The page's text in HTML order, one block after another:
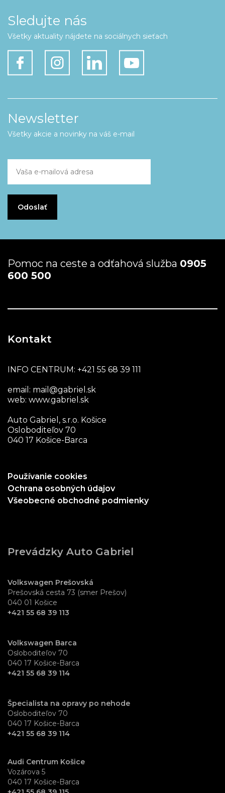
Sledujte nás
Všetky aktuality nájdete na sociálnych sieťach
Newsletter
Všetky akcie a novinky na váš e-mail
Pomoc na ceste a odťahová služba 0905
600 500
Kontakt
INFO CENTRUM: +421 55 68 39 111
email: mail@gabriel.sk
web: www.gabriel.sk
Auto Gabriel, s.r.o. Košice
Osloboditeľov 70
040 17 Košice-Barca
Používanie cookies
Ochrana osobných údajov
Všeobecné obchodné podmienky
Prevádzky Auto Gabriel
Volkswagen Prešovská
Prešovská cesta 73 (smer Prešov)
040 01 Košice
+421 55 68 39 113
Volkswagen Barca
Osloboditeľov 70
040 17 Košice-Barca
+421 55 68 39 114
Špecialista na opravy po nehode
Osloboditeľov 70
040 17 Košice-Barca
+421 55 68 39 114
Audi Centrum Košice
Vozárova 5
040 17 Košice-Barca